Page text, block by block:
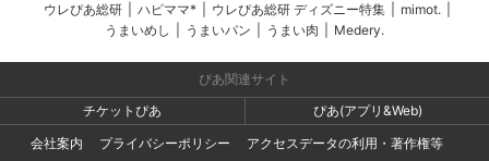
ウレぴあ総研 ハピママ* ウレぴあ総研 ディズニー特集 mimot.
うまいめし
うまいパン うまい肉 Medery.
ぴあ関連サイト
チケットぴあ
ぴあ(アプリ&Web)
会社案内
プライバシーポリシー アクセスデータの利用・著作権等